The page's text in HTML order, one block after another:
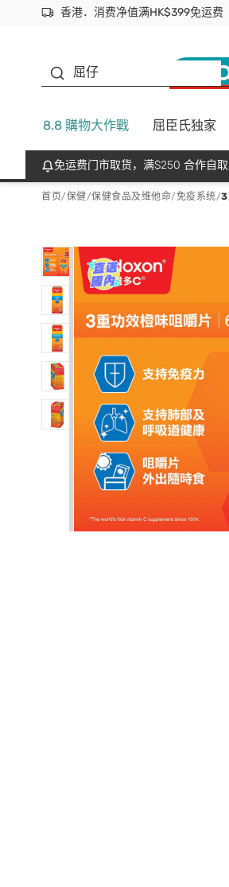
香港．消费净值满HK$399免运费
立即成为易赏钱会员尽享独家优惠
首次APP下单买满$450 输入
屈仔
8.8 購物大作戰 屈臣氏独家
免运费门市取货，满$250 合作自
首页/保健/保健食品及维他命/免疫系统/3